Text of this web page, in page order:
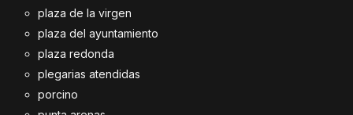
plaza de la virgen
plaza del ayuntamiento
plaza redonda
plegarias atendidas
porcino